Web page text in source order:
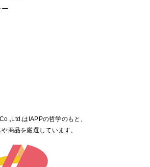
はIAPPの哲学のもと、
商品を厳選しています。